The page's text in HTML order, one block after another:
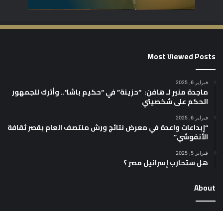
Most Viewed Posts
فبراير 6, 2025
ماجدة منير لـ هافن: “حزينة” في “حكيم باشا”.. وأترك للجمهور
الحكم على شخصيتي
فبراير 6, 2025
“إبداعات واعدة في معرض نتائج ورش منتصف العام بقصر ثقافة
الأنفوشي”
فبراير 5, 2025
هل ستحارب إسرائيل مصر ؟
About